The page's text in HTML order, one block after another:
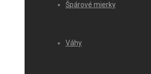
Špárové mierky
Váhy